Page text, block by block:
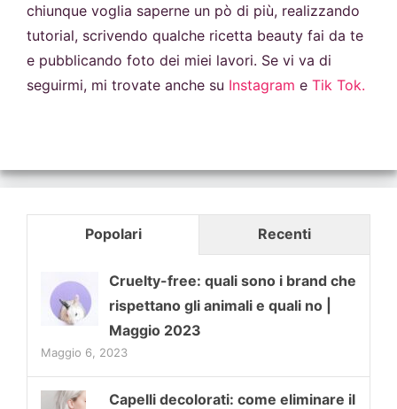
chiunque voglia saperne un pò di più, realizzando
tutorial, scrivendo qualche ricetta beauty fai da te
e pubblicando foto dei miei lavori. Se vi va di
seguirmi, mi trovate anche su Instagram e Tik Tok.
Popolari Recenti
Cruelty-free: quali sono i brand che
rispettano gli animali e quali no |
Maggio 2023
Maggio 6, 2023
Capelli decolorati: come eliminare il